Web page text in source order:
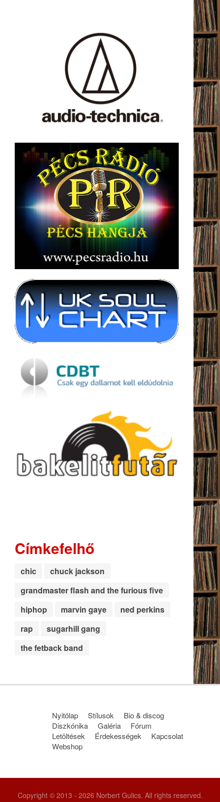
Címkefelhő
chic
chuck jackson
grandmaster flash and the furious five
hiphop
marvin gaye
ned perkins
rap
sugarhill gang
the fetback band
Nyitólap Stílusok
Bio & discog
Diszkónika
Galéria
Fórum
Letöltések
Érdekességek
Kapcsolat
Webshop
Copyright © 2013 - 2026 Norbert Gulics. All rights reserved.